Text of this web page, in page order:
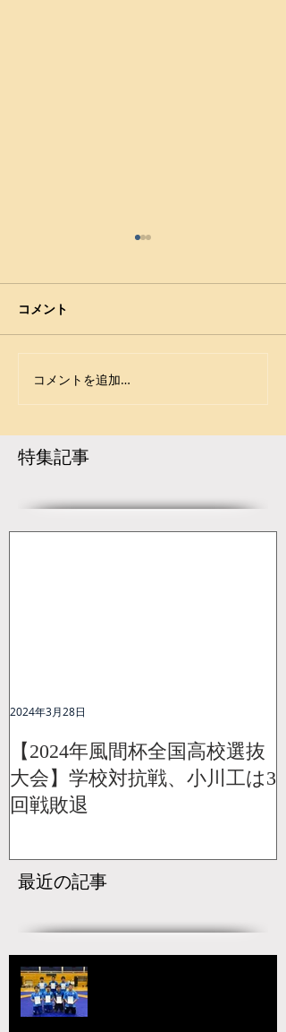
ル）
（2023年8月26～29日、神奈
川・横須賀アリーナ） JWF・
wrestling.jp/2023/08/30/212
真...
コメント
コメントを追加…
特集記事
【2024年風間杯全国高校選抜
大会】学校対抗戦、小川工は3
回戦敗退
2024年3月28日
最近の記事